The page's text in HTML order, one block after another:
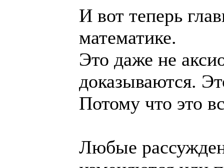
И вот теперь
математике.
Это даже не
доказываются.
Потому что это
Любые